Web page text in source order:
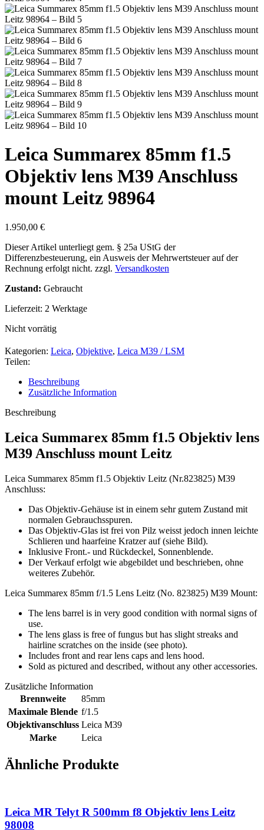
Leica Summarex 85mm f1.5
Objektiv lens M39 Anschluss
mount Leitz 98964
1.950,00 €
Dieser Artikel unterliegt gem. § 25a UStG der
Differenzbesteuerung, ein Ausweis der Mehrwertsteuer auf der
Rechnung erfolgt nicht. zzgl. Versandkosten
Zustand: Gebraucht
Lieferzeit: 2 Werktage
Nicht vorrätig
Kategorien: Leica, Objektive, Leica M39 / LSM
Teilen:
Beschreibung
Zusätzliche Information
Beschreibung
Leica Summarex 85mm f1.5 Objektiv lens
M39 Anschluss mount Leitz
Leica Summarex 85mm f1.5 Objektiv Leitz (Nr.823825) M39
Anschluss:
Das Objektiv-Gehäuse ist in einem sehr gutem Zustand mit
normalen Gebrauchsspuren.
Das Objektiv-Glas ist frei von Pilz weisst jedoch innen leichte
Schlieren und haarfeine Kratzer auf (siehe Bild).
Inklusive Front.- und Rückdeckel, Sonnenblende.
Der Verkauf erfolgt wie abgebildet und beschrieben, ohne
weiteres Zubehör.
Leica Summarex 85mm f/1.5 Lens Leitz (No. 823825) M39 Mount:
The lens barrel is in very good condition with normal signs of
use.
The lens glass is free of fungus but has slight streaks and
hairline scratches on the inside (see photo).
Includes front and rear lens caps and lens hood.
Sold as pictured and described, without any other accessories.
Zusätzliche Information
Brennweite
85mm
Maximale Blende f/1.5
Objektivanschluss Leica M39
Marke
Leica
Ähnliche Produkte
Leica MR Telyt R 500mm f8 Objektiv lens Leitz
98008